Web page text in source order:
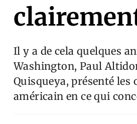
Il y a de cela quelques
Washington, Paul
Quisqueya, présenté
américain en ce qui